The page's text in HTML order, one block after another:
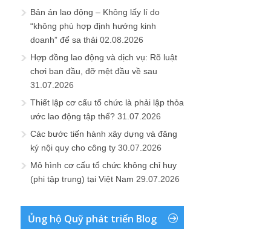
Bản án lao động – Không lấy lí do
“không phù hợp định hướng kinh
doanh” để sa thải 02.08.2026
Hợp đồng lao động và dịch vụ: Rõ luật
chơi ban đầu, đỡ mệt đầu về sau
31.07.2026
Thiết lập cơ cấu tổ chức là phải lập thỏa
ước lao động tập thể? 31.07.2026
Các bước tiến hành xây dựng và đăng
ký nội quy cho công ty 30.07.2026
Mô hình cơ cấu tổ chức không chỉ huy
(phi tập trung) tại Việt Nam 29.07.2026
Ủng hộ Quỹ phát triển Blog